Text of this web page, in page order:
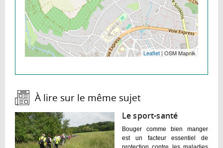
Leaflet| OSM Mapnik
À lire sur le même sujet :
Le sport-santé
Bouger comme bien manger
est un facteur essentiel de